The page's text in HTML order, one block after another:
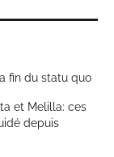
fin du statu quo
et Melilla: ces
depuis